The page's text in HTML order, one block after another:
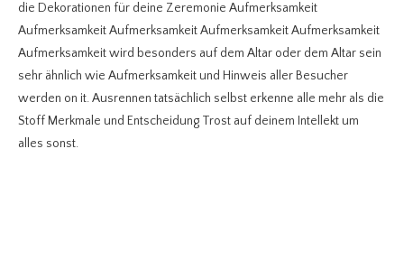
die Dekorationen für deine Zeremonie Aufmerksamkeit
Aufmerksamkeit Aufmerksamkeit Aufmerksamkeit Aufmerksamkeit
Aufmerksamkeit wird besonders auf dem Altar oder dem Altar sein
sehr ähnlich wie Aufmerksamkeit und Hinweis aller Besucher
werden on it. Ausrennen tatsächlich selbst erkenne alle mehr als die
Stoff Merkmale und Entscheidung Trost auf deinem Intellekt um
alles sonst.